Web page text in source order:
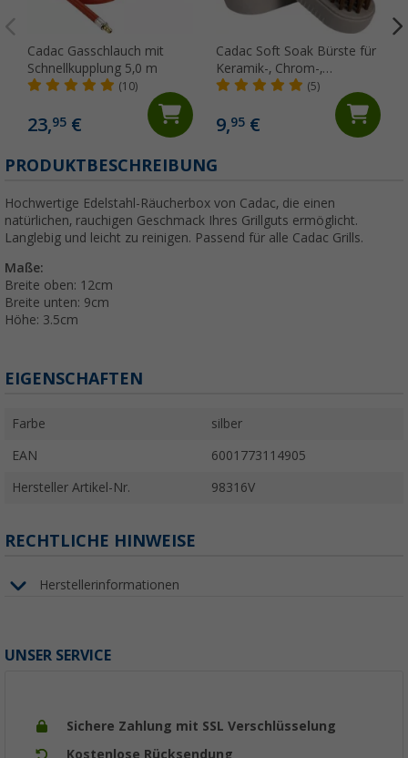
Cadac Gasschlauch mit
Schnellkupplung 5,0 m
(10)
23,95 €
Cadac Soft Soak Bürste für
Keramik-, Chrom-,
Gusseisen- und emaillierten
(5)
9,95€
PRODUKTBESCHREIBUNG
Hochwertige Edelstahl-Räucherbox von Cadac, die einen
natürlichen, rauchigen Geschmack Ihres Grillguts ermöglicht.
Langlebig und leicht zu reinigen. Passend für alle Cadac Grills.
Maße:
Breite oben: 12cm
Breite unten: 9cm
Höhe: 3.5cm
EIGENSCHAFTEN
Farbe silber
EAN 6001773114905
Hersteller Artikel-Nr. 98316V
RECHTLICHE HINWEISE
Herstellerinformationen
UNSER SERVICE
Sichere Zahlung mit SSL Verschlüsselung
Kostenlose Rücksendung